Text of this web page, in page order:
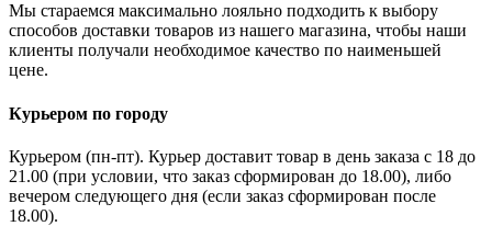
Мы стараемся максимально лояльно подходить к выбору
способов доставки товаров из нашего магазина, чтобы наши
клиенты получали необходимое качество по наименьшей
цене.
Курьером по городу
Курьером (пн-пт). Курьер доставит товар в день заказа с 18 до
21.00 (при условии, что заказ сформирован до 18.00), либо
вечером следующего дня (если заказ сформирован после
18.00).